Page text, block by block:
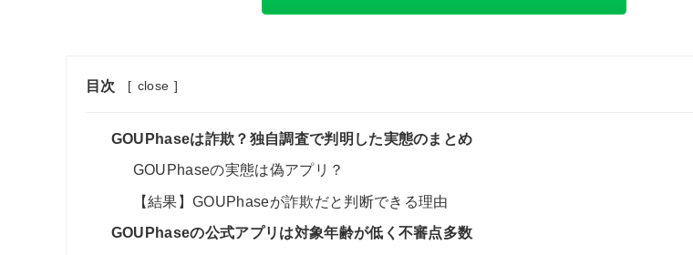
目次 [ close ]
GOUPhaseは詐欺？独自調査で判明した実態のまとめ
GOUPhaseの実態は偽アプリ？
【結果】GOUPhaseが詐欺だと判断できる理由
GOUPhaseの公式アプリは対象年齢が低く不審点多数